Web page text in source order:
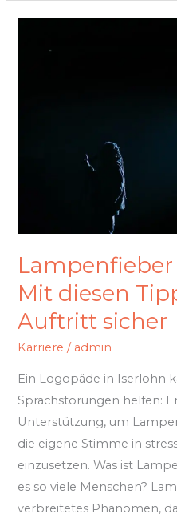
Mit diesen
Auftritt sicher
Karriere / admin
Ein Logopäde in Iserlohn
Sprachstörungen helfen:
Unterstützung, um
die eigene Stimme in
einzusetzen. Was ist
es so viele Menschen?
verbreitetes Phänomen,
überwinden